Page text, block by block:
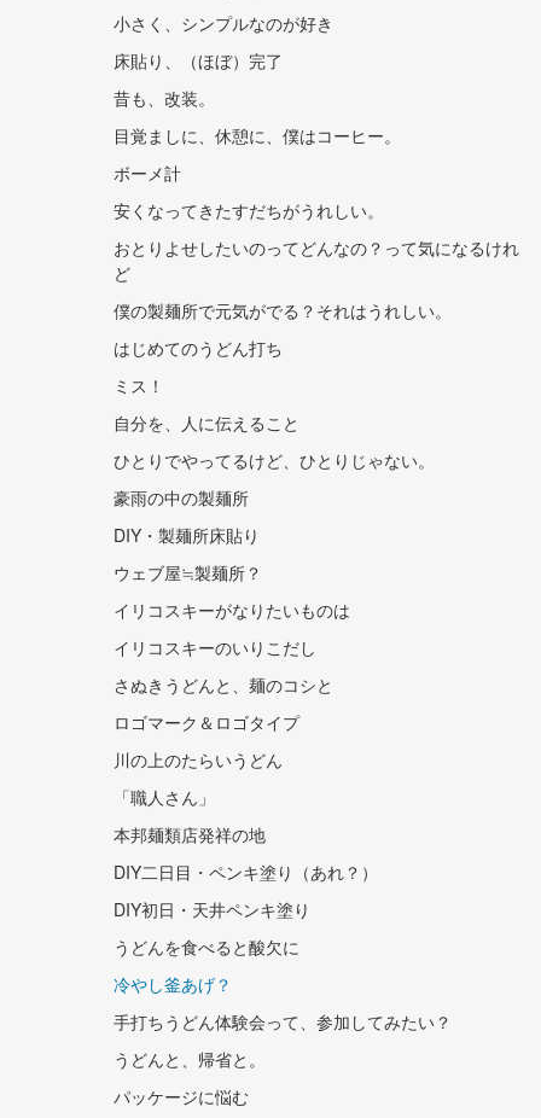
小さく、シンプルなのが好き
床貼り、（ほぼ）完了
昔も、改装。
目覚ましに、休憩に、僕はコーヒー。
ボーメ計
安くなってきたすだちがうれしい。
おとりよせしたいのってどんなの？って気になるけれ
ど
僕の製麺所で元気がでる？それはうれしい。
はじめてのうどん打ち
ミス！
自分を、人に伝えること
ひとりでやってるけど、ひとりじゃない。
豪雨の中の製麺所
DIY・製麺所床貼り
ウェブ屋≒製麺所？
イリコスキーがなりたいものは
イリコスキーのいりこだし
さぬきうどんと、麺のコシと
ロゴマーク＆ロゴタイプ
川の上のたらいうどん
「職人さん」
本邦麺類店発祥の地
DIY二日目・ペンキ塗り（あれ？）
DIY初日・天井ペンキ塗り
うどんを食べると酸欠に
冷やし釜あげ？
手打ちうどん体験会って、参加してみたい？
うどんと、帰省と。
パッケージに悩む